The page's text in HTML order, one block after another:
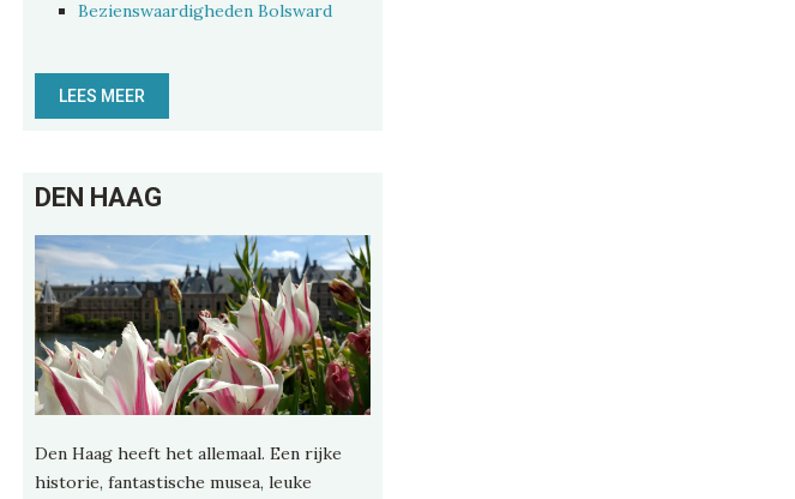
Bezienswaardigheden Bolsward
LEES MEER
DEN HAAG
Den Haag heeft het allemaal. Een rijke
historie, fantastische musea, leuke